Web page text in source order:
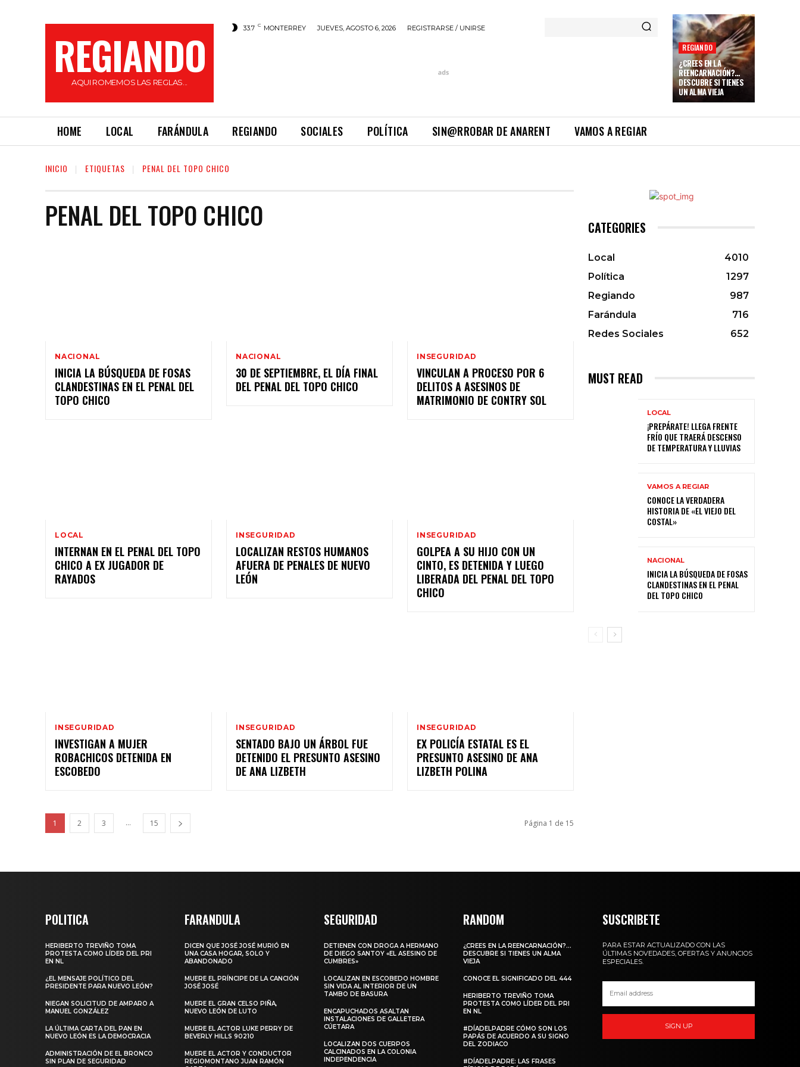
REGIANDO
AQUI ROMEMOS LAS REGLAS...
33.7 C MONTERREY JUEVES, AGOSTO 6, 2026 REGISTRARSE / UNIRSE
REGIANDO
¿CREES EN LA
REENCARNACIÓN?…
DESCUBRE SI TIENES
UN ALMA VIEJA
HOME LOCAL FARÁNDULA REGIANDO SOCIALES POLÍTICA SIN@RROBAR DE ANARENT VAMOS A REGIAR
INICIO ETIQUETAS PENAL DEL TOPO CHICO
PENAL DEL TOPO CHICO
NACIONAL
INICIA LA BÚSQUEDA DE FOSAS
CLANDESTINAS EN EL PENAL DEL
TOPO CHICO
NACIONAL
30 DE SEPTIEMBRE, EL DÍA FINAL
DEL PENAL DEL TOPO CHICO
INSEGURIDAD
VINCULAN A PROCESO POR 6
DELITOS A ASESINOS DE
MATRIMONIO DE CONTRY SOL
LOCAL
INTERNAN EN EL PENAL DEL TOPO
CHICO A EX JUGADOR DE
RAYADOS
INSEGURIDAD
LOCALIZAN RESTOS HUMANOS
AFUERA DE PENALES DE NUEVO
LEÓN
INSEGURIDAD
GOLPEA A SU HIJO CON UN
CINTO, ES DETENIDA Y LUEGO
LIBERADA DEL PENAL DEL TOPO
CHICO
INSEGURIDAD
INVESTIGAN A MUJER
ROBACHICOS DETENIDA EN
ESCOBEDO
INSEGURIDAD
SENTADO BAJO UN ÁRBOL FUE
DETENIDO EL PRESUNTO ASESINO
DE ANA LIZBETH
INSEGURIDAD
EX POLICÍA ESTATAL ES EL
PRESUNTO ASESINO DE ANA
LIZBETH POLINA
1 2 3 ... 15 Página 1 de 15
CATEGORIES
Local
4010
Política
1297
Regiando
987
Farándula
716
Redes Sociales
652
MUST READ
LOCAL
¡PREPÁRATE! LLEGA FRENTE
FRÍO QUE TRAERÁ DESCENSO
DE TEMPERATURA Y LLUVIAS
VAMOS A REGIAR
CONOCE LA VERDADERA
HISTORIA DE «EL VIEJO DEL
COSTAL»
NACIONAL
INICIA LA BÚSQUEDA DE FOSAS
CLANDESTINAS EN EL PENAL
DEL TOPO CHICO
POLITICA
HERIBERTO TREVIÑO TOMA
PROTESTA COMO LÍDER DEL PRI
EN NL
¿EL MENSAJE POLÍTICO DEL
PRESIDENTE PARA NUEVO LEÓN?
NIEGAN SOLICITUD DE AMPARO A
MANUEL GONZÁLEZ
LA ÚLTIMA CARTA DEL PAN EN
NUEVO LEÓN ES LA DEMOCRACIA
ADMINISTRACIÓN DE EL BRONCO
SIN PLAN DE SEGURIDAD
FARANDULA
DICEN QUE JOSÉ JOSÉ MURIÓ EN
UNA CASA HOGAR, SOLO Y
ABANDONADO
MUERE EL PRÍNCIPE DE LA CANCIÓN
JOSÉ JOSÉ
MUERE EL GRAN CELSO PIÑA,
NUEVO LEÓN DE LUTO
MUERE EL ACTOR LUKE PERRY DE
BEVERLY HILLS 90210
MUERE EL ACTOR Y CONDUCTOR
REGIOMONTANO JUAN RAMÓN
SEGURIDAD
DETIENEN CON DROGA A HERMANO
DE DIEGO SANTOY «EL ASESINO DE
CUMBRES»
LOCALIZAN EN ESCOBEDO HOMBRE
SIN VIDA AL INTERIOR DE UN
TAMBO DE BASURA
ENCAPUCHADOS ASALTAN
INSTALACIONES DE GALLETERA
CÚETARA
LOCALIZAN DOS CUERPOS
CALCINADOS EN LA COLONIA
INDEPENDENCIA
RANDOM
¿CREES EN LA REENCARNACIÓN?…
DESCUBRE SI TIENES UN ALMA
VIEJA
CONOCE EL SIGNIFICADO DEL 444
HERIBERTO TREVIÑO TOMA
PROTESTA COMO LÍDER DEL PRI
EN NL
#DÍADELPADRE CÓMO SON LOS
PAPÁS DE ACUERDO A SU SIGNO
DEL ZODIACO
#DÍADELPADRE: LAS FRASES
SUSCRIBETE
PARA ESTAR ACTUALIZADO CON LAS
ÚLTIMAS NOVEDADES, OFERTAS Y ANUNCIOS
ESPECIALES.
SIGN UP